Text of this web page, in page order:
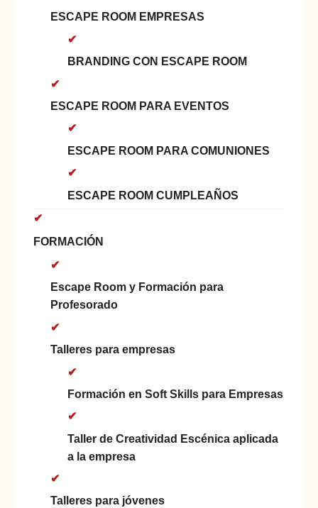
ESCAPE ROOM EMPRESAS
BRANDING CON ESCAPE ROOM
ESCAPE ROOM PARA EVENTOS
ESCAPE ROOM PARA COMUNIONES
ESCAPE ROOM CUMPLEAÑOS
FORMACIÓN
Escape Room y Formación para
Profesorado
Talleres para empresas
Formación en Soft Skills para Empresas
Taller de Creatividad Escénica aplicada
a la empresa
Talleres para jóvenes